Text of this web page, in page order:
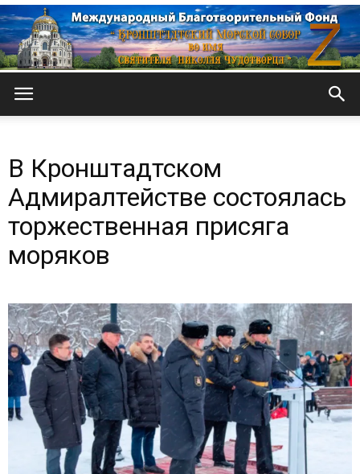
Морской
В Кронштадтском
Адмиралтействе состоялась
торжественная присяга
моряков